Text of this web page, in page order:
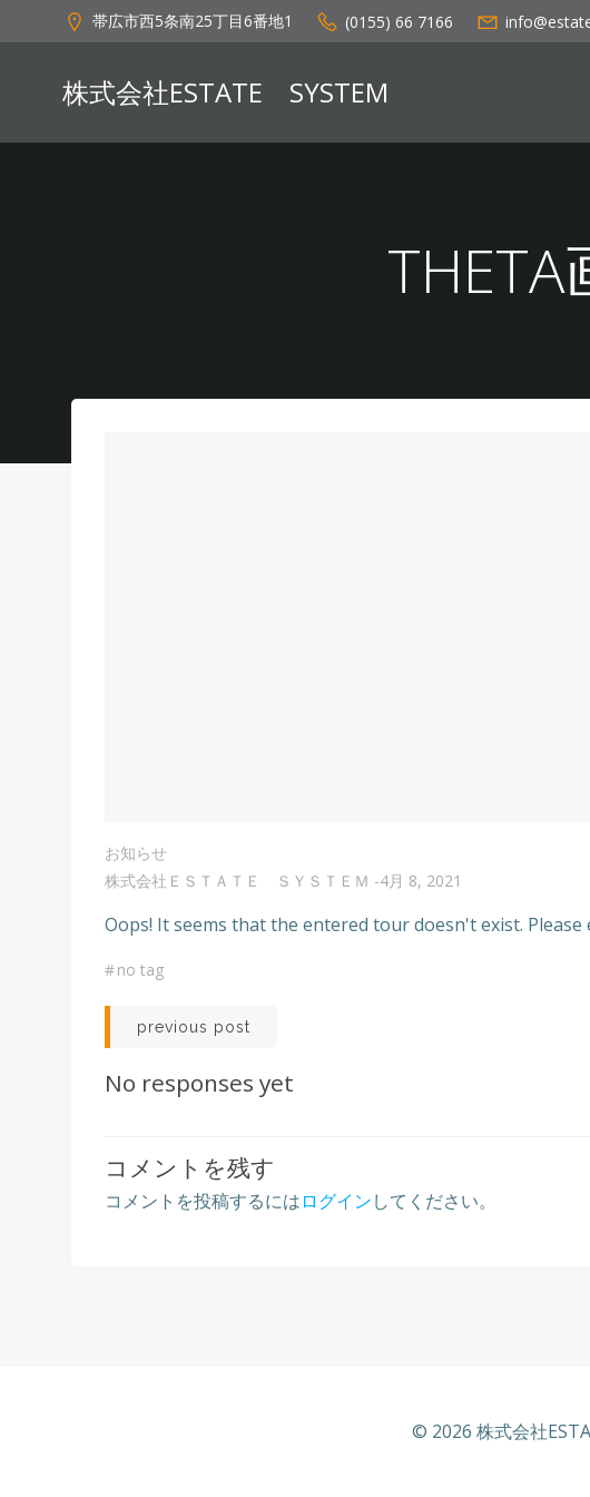
ン
へ
帯広市西5条南25丁目6番地1 (0155) 66 7166
株式会社ESTATE SYSTEM
お知らせ
株式会社ＥＳＴＡＴＥ ＳＹＳＴＥＭ -4月 8, 2021
Oops! It seems that the entered tour doesn't exist.
#no tag
Post
navigation
previous post
No responses yet
コメントを残す
コメントを投稿するにはログインしてください。
© 2026 株式会社